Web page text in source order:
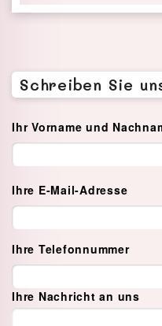
Schreiben Sie
Ihr Vorname und
Ihre E-Mail-Adresse
Ihre Telefonnummer
Ihre Nachricht an uns